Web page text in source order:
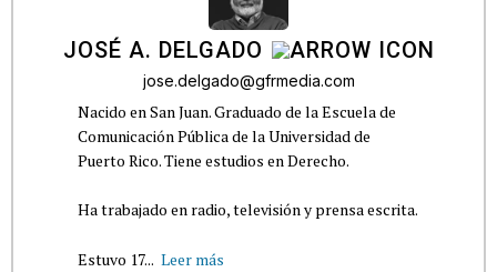
JOSÉ A. DELGADO
jose.delgado@gfrmedia.com
Nacido en San Juan. Graduado de la Escuela de
Comunicación Pública de la Universidad de
Puerto Rico. Tiene estudios en Derecho.
Ha trabajado en radio, televisión y prensa escrita.
Estuvo 17... Leer más